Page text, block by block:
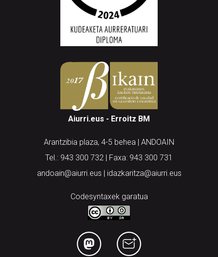
Aiurri.eus - Erroitz BM
Arantzibia plaza, 4-5 behea | ANDOAIN
Tel.: 943 300 732 | Faxa: 943 300 731
andoain@aiurri.eus | idazkaritza@aiurri.eus
Codesyntaxek garatua